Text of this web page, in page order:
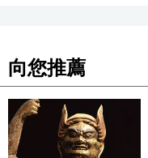
向您推薦